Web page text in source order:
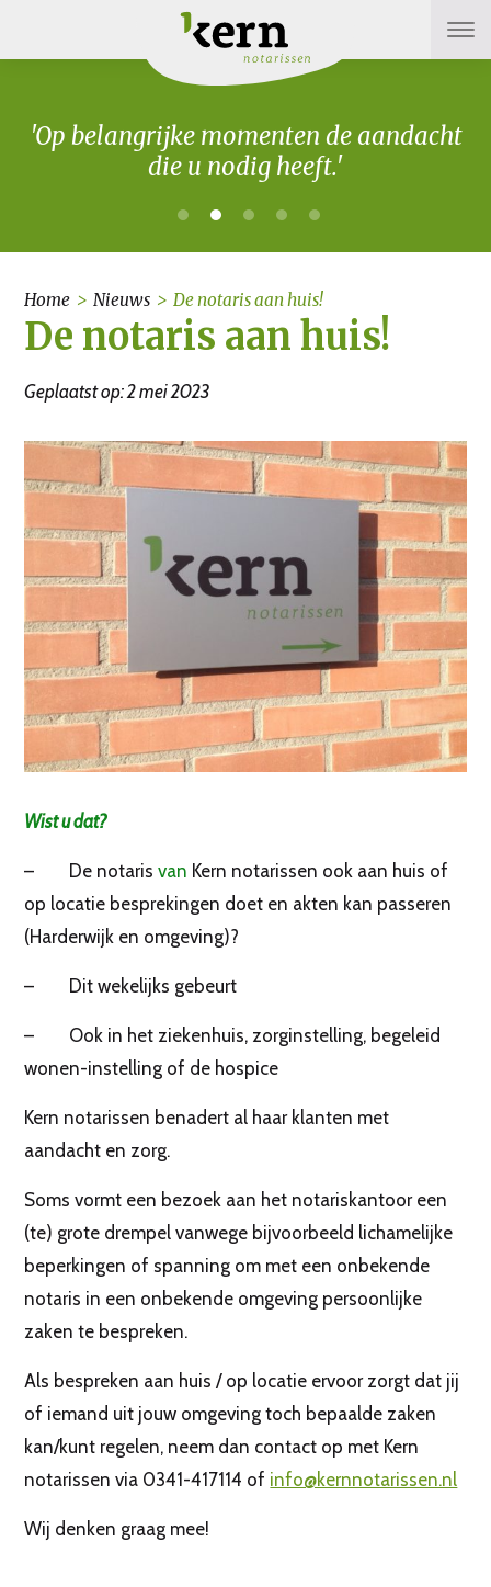
'Op belangrijke momenten de aandacht
die u nodig heeft.'
Home > Nieuws > De notaris aan huis!
De notaris aan huis!
Geplaatst op: 2 mei 2023
Wist u dat?
– De notarisvan Kern notarissen ook aan huis of
op locatie besprekingen doet en akten kan passeren
(Harderwijk en omgeving)?
– Dit wekelijks gebeurt
– Ook in het ziekenhuis, zorginstelling, begeleid
wonen-instelling of de hospice
Kern notarissen benadert al haar klanten met
aandacht en zorg.
Soms vormt een bezoek aan het notariskantoor een
(te) grote drempel vanwege bijvoorbeeld lichamelijke
beperkingen of spanning om met een onbekende
notaris in een onbekende omgeving persoonlijke
zaken te bespreken.
Als bespreken aan huis / op locatie ervoor zorgt dat jij
of iemand uit jouw omgeving toch bepaalde zaken
kan/kunt regelen, neem dan contact op met Kern
notarissen via 0341-417114 of info@kernnotarissen.nl
Wij denken graag mee!